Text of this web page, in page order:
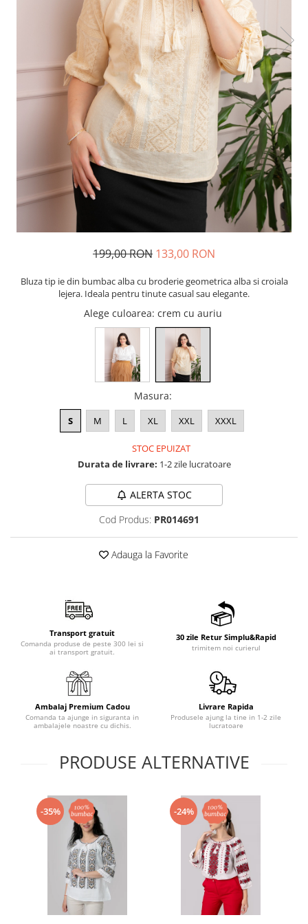
199,00 RON 133,00 RON
Bluza tip ie din bumbac alba cu broderie geometrica alba si croiala
lejera. Ideala pentru tinute casual sau elegante.
Alege culoarea: crem cu auriu
Masura:
S M L XL XXL XXXL
STOC EPUIZAT
Durata de livrare: 1-2 zile lucratoare
ALERTA STOC
Cod Produs: PR014691
Adauga la Favorite
Transport gratuit
Comanda produse de peste 300 lei si
ai transport gratuit.
30 zile Retur Simplu&Rapid
trimitem noi curierul
Ambalaj Premium Cadou
Comanda ta ajunge in siguranta in
ambalajele noastre cu dichis.
Livrare Rapida
Produsele ajung la tine in 1-2 zile
lucratoare
PRODUSE ALTERNATIVE
-35% -24%